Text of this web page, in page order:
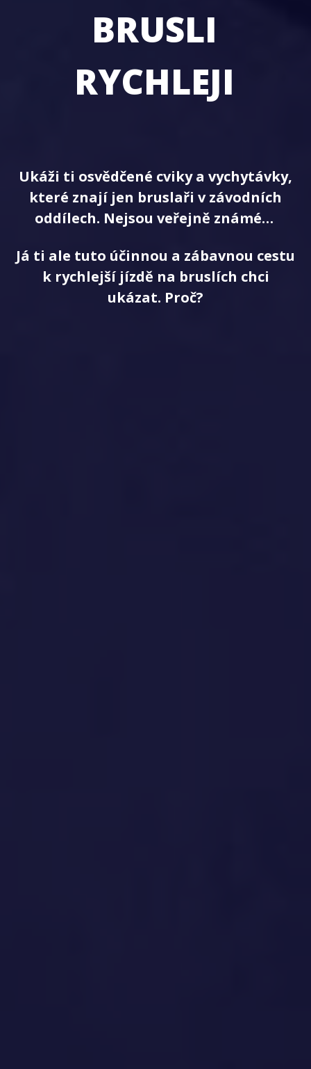
BRUSLI
RYCHLEJI
Ukáži ti osvědčené cviky a vychytávky,
které znají jen bruslaři v závodních
oddílech. Nejsou veřejně známé…
Já ti ale tuto účinnou a zábavnou cestu
k rychlejší jízdě na bruslích chci
ukázat. Proč?